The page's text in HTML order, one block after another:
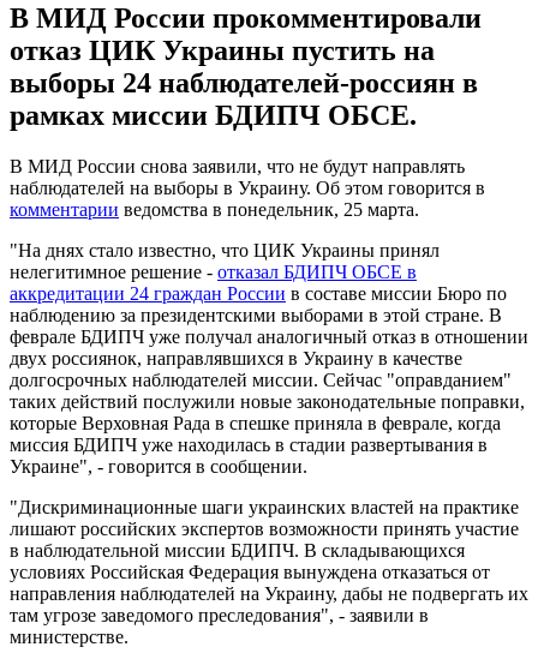
В МИД России прокомментировали
отказ ЦИК Украины пустить на
выборы 24 наблюдателей-россиян в
рамках миссии БДИПЧ ОБСЕ.
В МИД России снова заявили, что не будут направлять
наблюдателей на выборы в Украину. Об этом говорится в
комментарии ведомства в понедельник, 25 марта.
"На днях стало известно, что ЦИК Украины принял
нелегитимное решение - отказал БДИПЧ ОБСЕ в
аккредитации 24 граждан России в составе миссии Бюро по
наблюдению за президентскими выборами в этой стране. В
феврале БДИПЧ уже получал аналогичный отказ в отношении
двух россиянок, направлявшихся в Украину в качестве
долгосрочных наблюдателей миссии. Сейчас "оправданием"
таких действий послужили новые законодательные поправки,
которые Верховная Рада в спешке приняла в феврале, когда
миссия БДИПЧ уже находилась в стадии развертывания в
Украине", - говорится в сообщении.
"Дискриминационные шаги украинских властей на практике
лишают российских экспертов возможности принять участие
в наблюдательной миссии БДИПЧ. В складывающихся
условиях Российская Федерация вынуждена отказаться от
направления наблюдателей на Украину, дабы не подвергать их
там угрозе заведомого преследования", - заявили в
министерстве.